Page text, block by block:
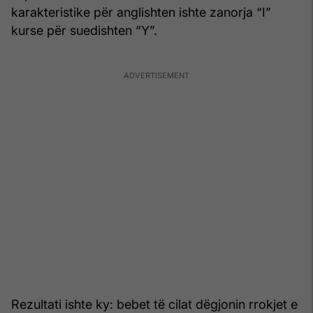
karakteristike për anglishten ishte zanorja “I”
kurse për suedishten “Y”.
Rezultati ishte ky: bebet të cilat dëgjonin rrokjet e